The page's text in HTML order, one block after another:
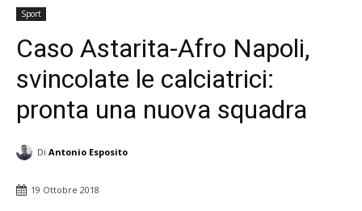
Sport
Caso Astarita-Afro Napoli,
svincolate le calciatrici:
pronta una nuova squadra
Di Antonio Esposito
19 Ottobre 2018